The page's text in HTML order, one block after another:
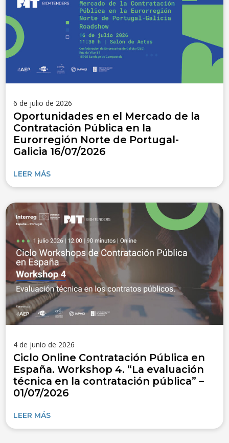
6 de julio de 2026
Oportunidades en el Mercado de la
Contratación Pública en la
Eurorregión Norte de Portugal-
Galicia 16/07/2026
LEER MÁS
4 de junio de 2026
Ciclo Online Contratación Pública en
España. Workshop 4. “La evaluación
técnica en la contratación pública” –
01/07/2026
LEER MÁS